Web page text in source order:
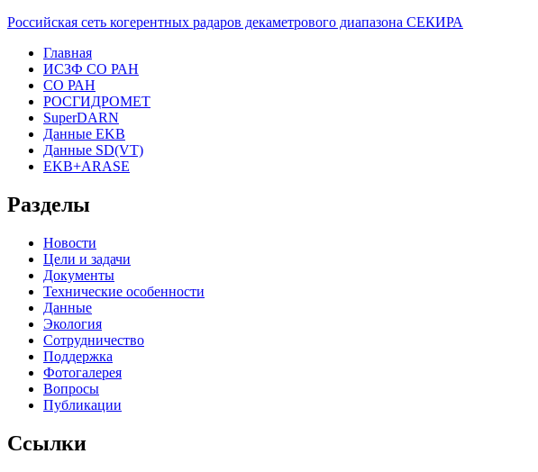
Российская сеть когерентных радаров декаметрового диапазона СЕКИРА
Главная
ИСЗФ СО РАН
СО РАН
РОСГИДРОМЕТ
SuperDARN
Данные EKB
Данные SD(VT)
EKB+ARASE
Разделы
Новости
Цели и задачи
Документы
Технические особенности
Данные
Экология
Сотрудничество
Поддержка
Фотогалерея
Вопросы
Публикации
Ссылки